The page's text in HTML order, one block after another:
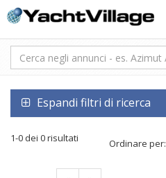
Espandi filtri di ricerca
1-0 dei 0 risultati Ordinare per: